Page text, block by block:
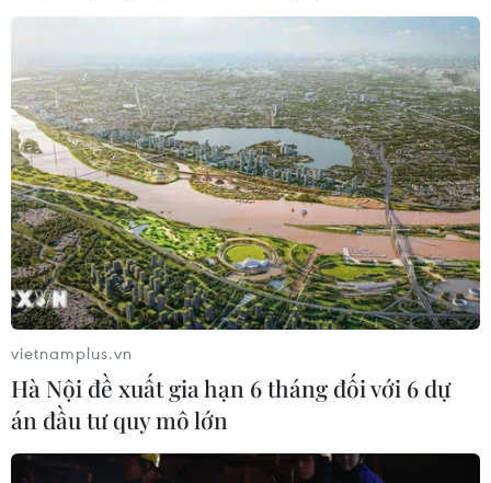
vietnamplus.vn
Hà Nội đề xuất gia hạn 6 tháng đối với 6 dự
án đầu tư quy mô lớn